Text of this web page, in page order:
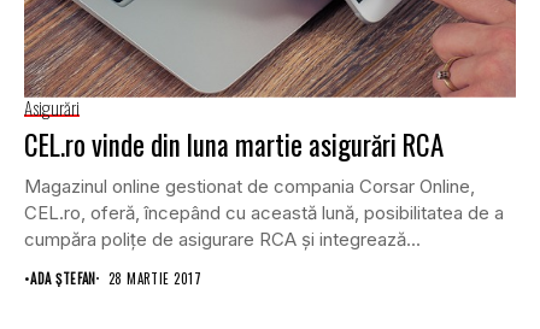
Asigurări
CEL.ro vinde din luna martie asigurări RCA
Magazinul online gestionat de compania Corsar Online,
CEL.ro, oferă, începând cu această lună, posibilitatea de a
cumpăra poliţe de asigurare RCA şi integrează...
•ADA ȘTEFAN 28 MARTIE 2017